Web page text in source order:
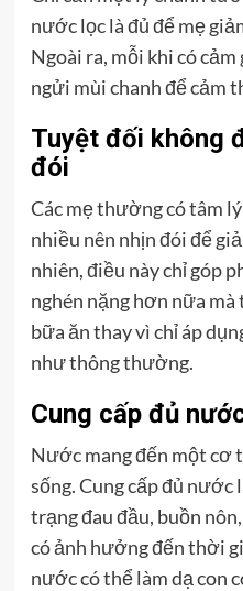
nước lọc là đủ để mẹ
Ngoài ra, mỗi khi có cảm
ngửi mùi chanh để cảm
Tuyệt đối không
đói
Các mẹ thường có tâm
nhiều nên nhịn đói để
nhiên, điều này chỉ góp
nghén nặng hơn nữa
bữa ăn thay vì chỉ áp
như thông thường.
Cung cấp đủ
Nước mang đến một cơ
sống. Cung cấp đủ nước
trạng đau đầu, buồn
có ảnh hưởng đến thời
nước có thể làm dạ con